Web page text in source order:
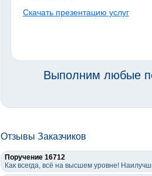
Скачать презентацию услуг
Выполним любые
Отзывы Заказчиков
Поручение 16712
Как всегда, всё на высшем уровне!